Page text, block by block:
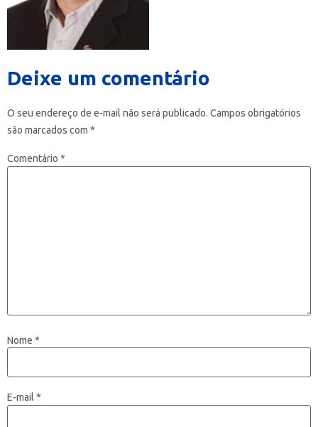
Deixe um comentário
O seu endereço de e-mail não será publicado. Campos obrigatórios
são marcados com *
Comentário *
Nome *
E-mail *